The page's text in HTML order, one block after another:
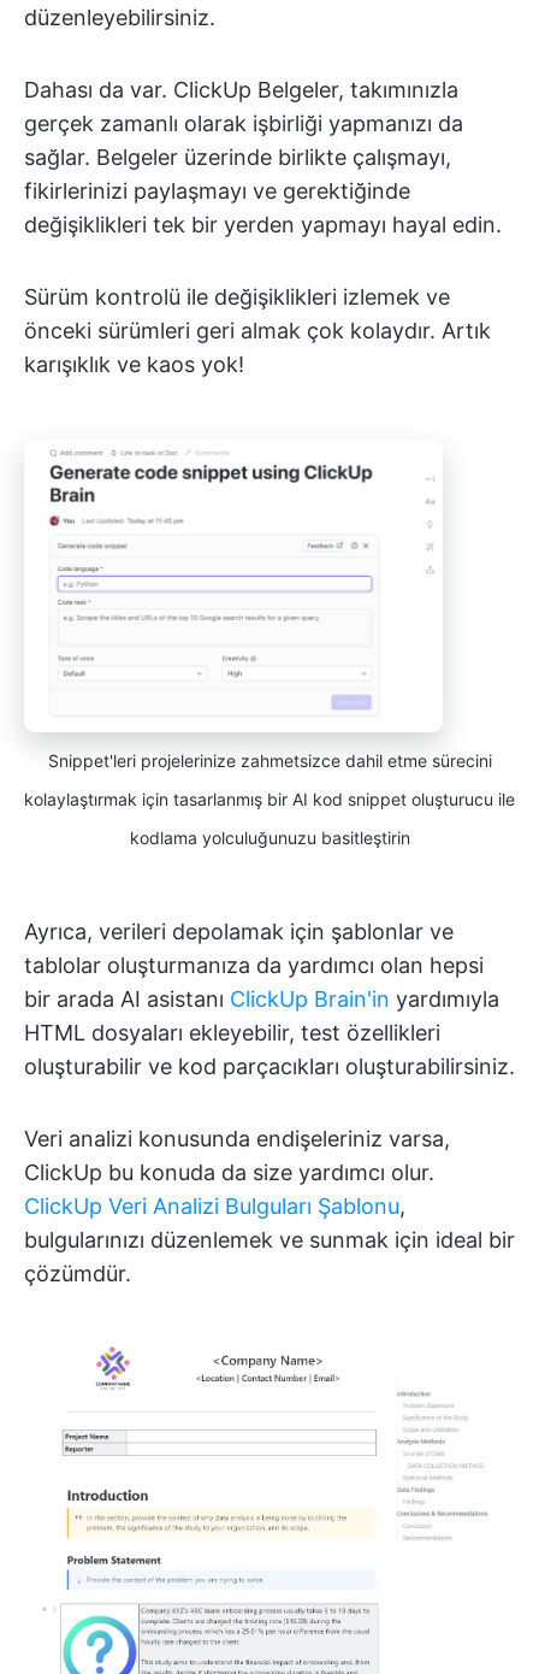
düzenleyebilirsiniz.
Dahası da var. ClickUp Belgeler, takımınızla
gerçek zamanlı olarak işbirliği yapmanızı da
sağlar. Belgeler üzerinde birlikte çalışmayı,
fikirlerinizi paylaşmayı ve gerektiğinde
değişiklikleri tek bir yerden yapmayı hayal edin.
Sürüm kontrolü ile değişiklikleri izlemek ve
önceki sürümleri geri almak çok kolaydır. Artık
karışıklık ve kaos yok!
Snippet'leri projelerinize zahmetsizce dahil etme sürecini
kolaylaştırmak için tasarlanmış bir AI kod snippet oluşturucu ile
kodlama yolculuğunuzu basitleştirin
Ayrıca, verileri depolamak için şablonlar ve
tablolar oluşturmanıza da yardımcı olan hepsi
bir arada AI asistanı ClickUp Brain'in yardımıyla
HTML dosyaları ekleyebilir, test özellikleri
oluşturabilir ve kod parçacıkları oluşturabilirsiniz.
Veri analizi konusunda endişeleriniz varsa,
ClickUp bu konuda da size yardımcı olur.
ClickUp Veri Analizi Bulguları Şablonu,
bulgularınızı düzenlemek ve sunmak için ideal bir
çözümdür.